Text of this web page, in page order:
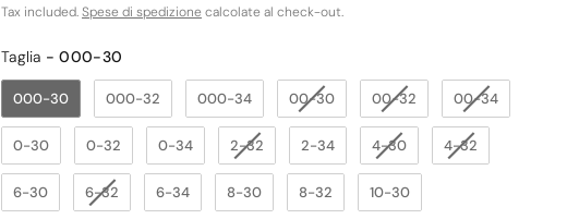
Tax included.Spese di spedizione calcolate al check-out.
Taglia
Taglia - 000-30
000-30 000-32 000-34 00-30 00-32 00-34
0-30 0-32 0-34 2-32 2-34 4-30 4-32
6-30 6-32 6-34 8-30 8-32 10-30